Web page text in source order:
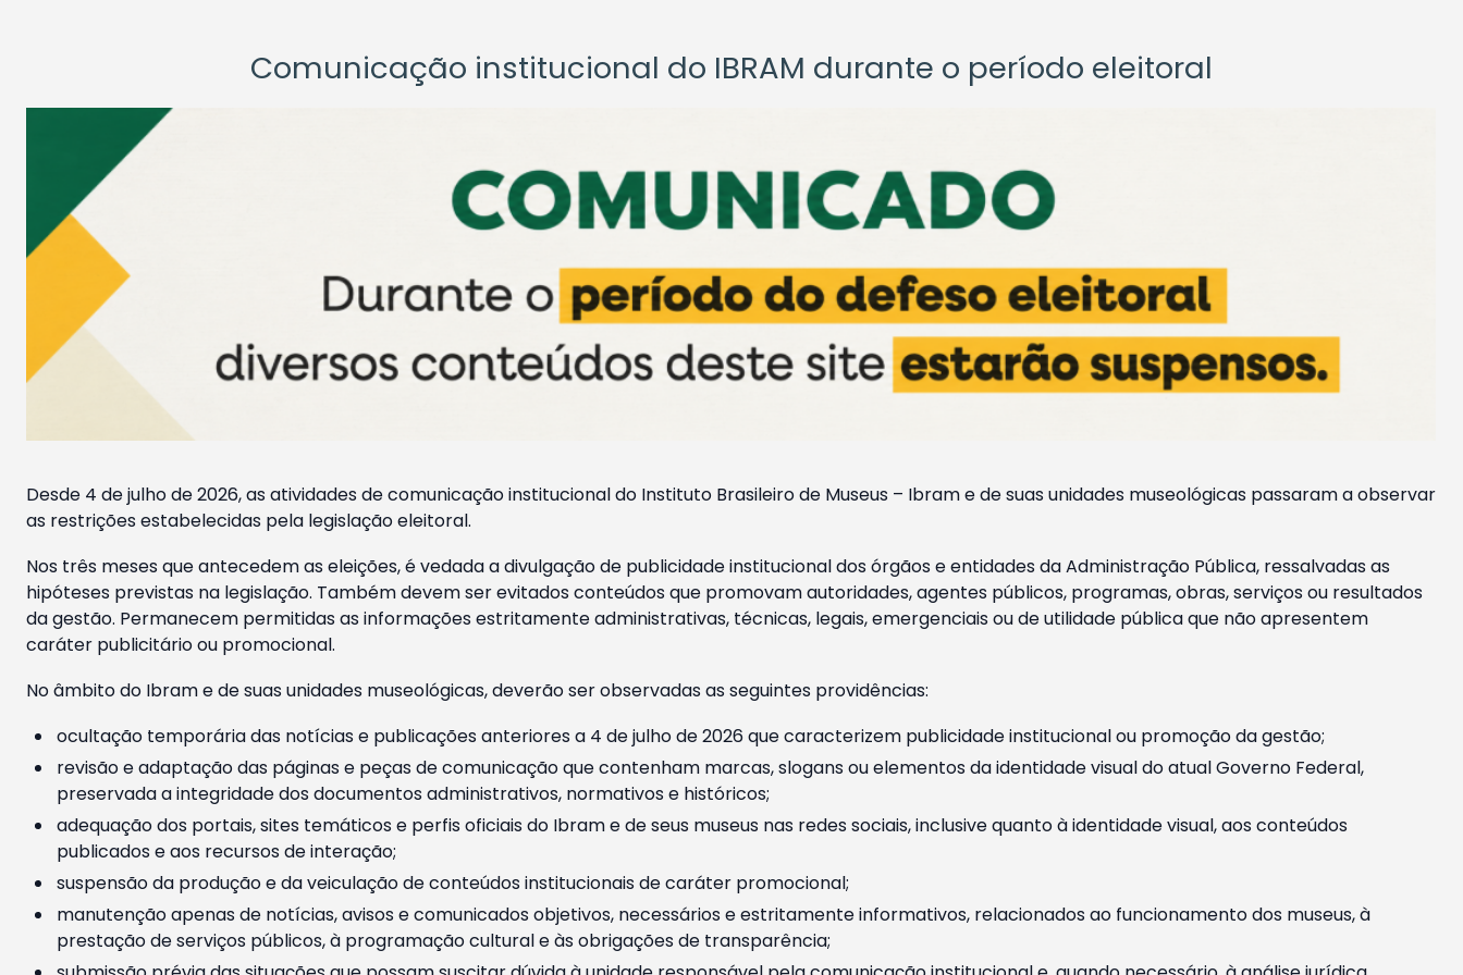
Comunicação institucional do IBRAM durante o período eleitoral
Desde 4 de julho de 2026, as atividades de comunicação institucional do Instituto Brasileiro de Museus – Ibram e de suas unidades museológicas passaram a observar
as restrições estabelecidas pela legislação eleitoral.
Nos três meses que antecedem as eleições, é vedada a divulgação de publicidade institucional dos órgãos e entidades da Administração Pública, ressalvadas as
hipóteses previstas na legislação. Também devem ser evitados conteúdos que promovam autoridades, agentes públicos, programas, obras, serviços ou resultados
da gestão. Permanecem permitidas as informações estritamente administrativas, técnicas, legais, emergenciais ou de utilidade pública que não apresentem
caráter publicitário ou promocional.
No âmbito do Ibram e de suas unidades museológicas, deverão ser observadas as seguintes providências:
ocultação temporária das notícias e publicações anteriores a 4 de julho de 2026 que caracterizem publicidade institucional ou promoção da gestão;
revisão e adaptação das páginas e peças de comunicação que contenham marcas, slogans ou elementos da identidade visual do atual Governo Federal,
preservada a integridade dos documentos administrativos, normativos e históricos;
adequação dos portais, sites temáticos e perfis oficiais do Ibram e de seus museus nas redes sociais, inclusive quanto à identidade visual, aos conteúdos
publicados e aos recursos de interação;
suspensão da produção e da veiculação de conteúdos institucionais de caráter promocional;
manutenção apenas de notícias, avisos e comunicados objetivos, necessários e estritamente informativos, relacionados ao funcionamento dos museus, à
prestação de serviços públicos, à programação cultural e às obrigações de transparência;